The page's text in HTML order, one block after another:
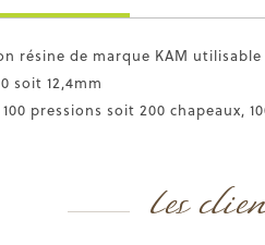
résine de marque KAM
soit 12,4mm
pressions soit 200 chapeaux,
Les